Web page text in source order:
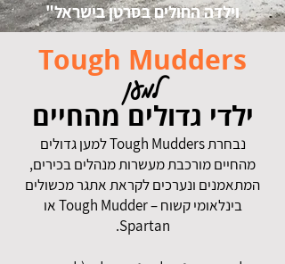
וילדה החולים בסרטן בישראל"
Tough Mudders
למען
ילדי גדולים מהחיים
נבחרת Tough Mudders למען גדולים
מהחיים מורכבת מעשרות מנהלים בכירים,
המתאמנים ונערכים לקראת אתגר מכשולים
בינלאומי קשוח – Tough Mudder או
Spartan.